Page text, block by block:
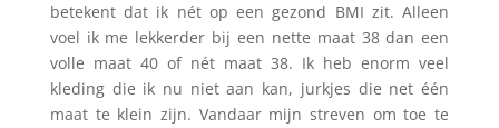
betekent dat ik nét op een gezond BMI zit. Alleen
voel ik me lekkerder bij een nette maat 38 dan een
volle maat 40 of nét maat 38. Ik heb enorm veel
kleding die ik nu niet aan kan, jurkjes die net één
maat te klein zijn. Vandaar mijn streven om toe te